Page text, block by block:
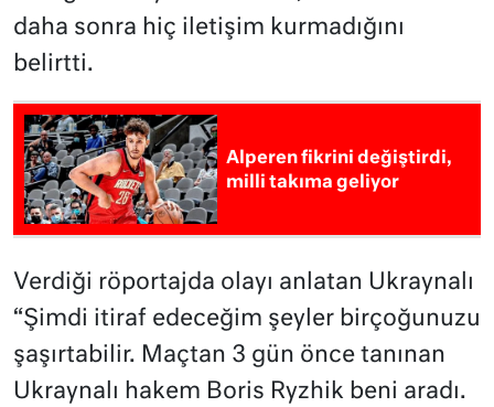
daha sonra hiç iletişim kurmadığını
belirtti.
Alperen fikrini değiştirdi,
milli takıma geliyor
Verdiği röportajda olayı anlatan Ukraynalı
“Şimdi itiraf edeceğim şeyler birçoğunuzu
şaşırtabilir. Maçtan 3 gün önce tanınan
Ukraynalı hakem Boris Ryzhik beni aradı.